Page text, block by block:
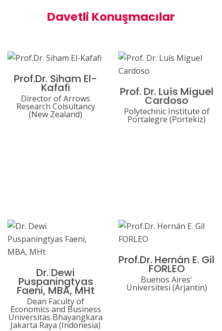
Davetli Konuşmacılar
Prof.Dr. Siham El-
Kafafi
Director of Arrows
Research Colsultancy
(New Zealand)
Prof. Dr. Luís Miguel
Cardoso
Polytechnic Institute of
Portalegre (Portekiz)
Dr. Dewi
Puspaningtyas
Faeni, MBA, MHt
Dean Faculty of
Economics and Business
Universitas Bhayangkara
Jakarta Raya (Indonesia)
Prof.Dr. Hernán E. Gil
FORLEO
Buenos Aires'
Üniversitesi (Arjantin)